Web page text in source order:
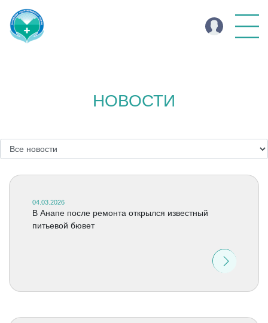
НОВОСТИ
04.03.2026
В Анапе после ремонта открылся известный
питьевой бювет